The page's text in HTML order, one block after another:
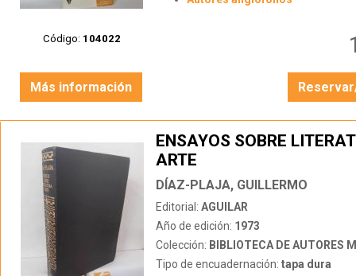
Código: 104022
Más información
ENSAYOS SOBRE
ARTE
DÍAZ-PLAJA, GUILLERMO
Editorial: AGUILAR
Año de edición: 1973
Colección: BIBLIOTECA DE AUTORES
Tipo de encuadernación: tapa dura